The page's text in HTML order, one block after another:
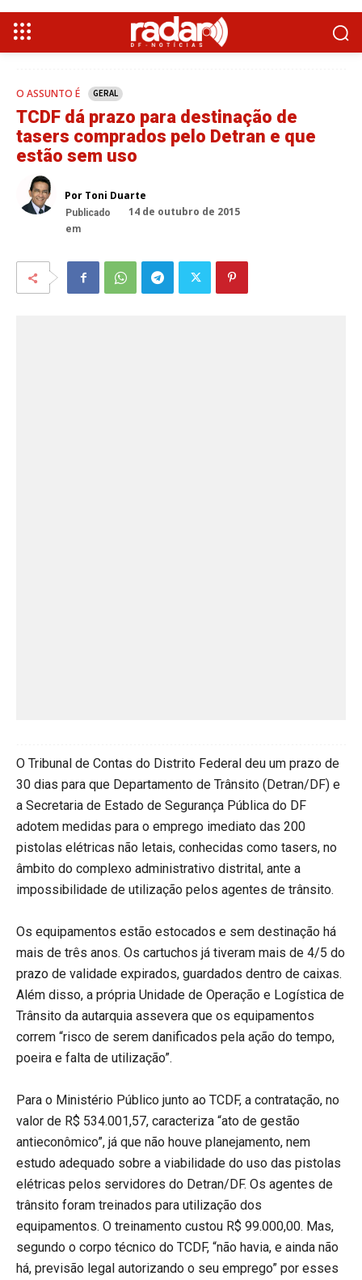
O ASSUNTO É GERAL
TCDF dá prazo para destinação de
tasers comprados pelo Detran e que
estão sem uso
Por Toni Duarte
Publicado
em
14 de outubro de 2015
O Tribunal de Contas do Distrito Federal deu um prazo de
30 dias para que Departamento de Trânsito (Detran/DF) e
a Secretaria de Estado de Segurança Pública do DF
adotem medidas para o emprego imediato das 200
pistolas elétricas não letais, conhecidas como tasers, no
âmbito do complexo administrativo distrital, ante a
impossibilidade de utilização pelos agentes de trânsito.
Os equipamentos estão estocados e sem destinação há
mais de três anos. Os cartuchos já tiveram mais de 4/5 do
prazo de validade expirados, guardados dentro de caixas.
Além disso, a própria Unidade de Operação e Logística de
Trânsito da autarquia assevera que os equipamentos
correm “risco de serem danificados pela ação do tempo,
poeira e falta de utilização”.
Para o Ministério Público junto ao TCDF, a contratação, no
valor de R$ 534.001,57, caracteriza “ato de gestão
antieconômico”, já que não houve planejamento, nem
estudo adequado sobre a viabilidade do uso das pistolas
elétricas pelos servidores do Detran/DF. Os agentes de
trânsito foram treinados para utilização dos
equipamentos. O treinamento custou R$ 99.000,00. Mas,
segundo o corpo técnico do TCDF, “não havia, e ainda não
há, previsão legal autorizando o seu emprego” por esses